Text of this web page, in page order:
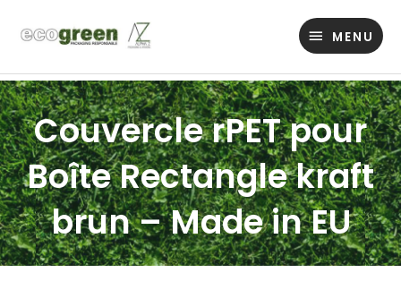
MENU
MENU
Couvercle rPET pour
Boîte Rectangle kraft
brun – Made in EU